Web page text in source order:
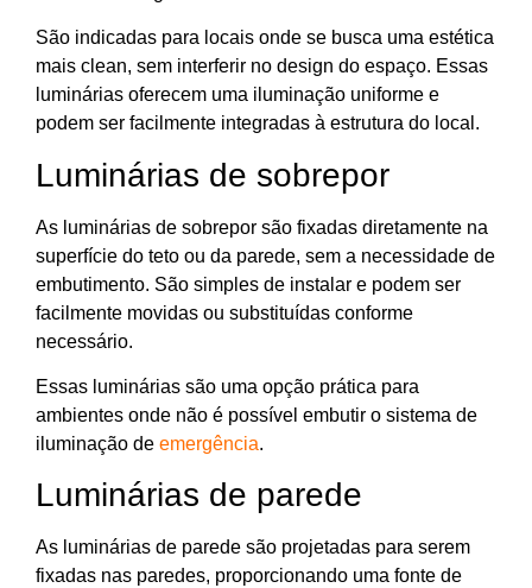
São indicadas para locais onde se busca uma estética
mais clean, sem interferir no design do espaço. Essas
luminárias oferecem uma iluminação uniforme e
podem ser facilmente integradas à estrutura do local.
Luminárias de sobrepor
As luminárias de sobrepor são fixadas diretamente na
superfície do teto ou da parede, sem a necessidade de
embutimento. São simples de instalar e podem ser
facilmente movidas ou substituídas conforme
necessário.
Essas luminárias são uma opção prática para
ambientes onde não é possível embutir o sistema de
iluminação de emergência.
Luminárias de parede
As luminárias de parede são projetadas para serem
fixadas nas paredes, proporcionando uma fonte de